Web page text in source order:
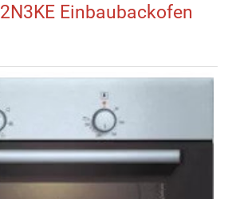
Einbaubackofen